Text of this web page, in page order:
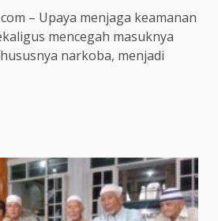
– Upaya menjaga keamanan
mencegah masuknya
narkoba, menjadi